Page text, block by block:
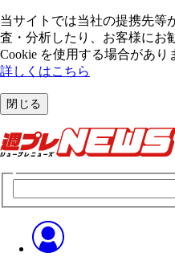
当サイトでは当社の提携先等
査・分析したり、お客様にお
Cookie を使⽤する場合があり
詳しくはこちら
閉じる